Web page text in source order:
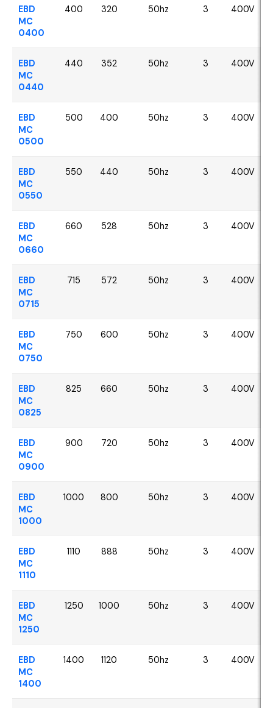
EBD
MC
0400
400 320 50hz 3 400V
EBD
MC
0440
440 352 50hz 3 400V
EBD
MC
0500
500 400 50hz 3 400V
EBD
MC
0550
550 440 50hz 3 400V
EBD
MC
0660
660 528 50hz 3 400V
EBD
MC
0715
715 572 50hz 3 400V
EBD
MC
0750
750 600 50hz 3 400V
EBD
MC
0825
825 660 50hz 3 400V
EBD
MC
0900
900 720 50hz 3 400V
EBD
MC
1000
1000 800 50hz 3 400V
EBD
MC
1110
1110 888 50hz 3 400V
EBD
MC
1250
1250 1000 50hz 3 400V
EBD
MC
1400
1400 1120 50hz 3 400V